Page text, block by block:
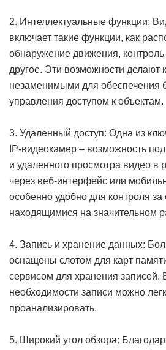
2. Интеллектуальные функции:
включает такие функции, как
обнаружение движения, контроль
другое. Эти возможности делают
незаменимыми для обеспечения
управления доступом к объектам.
3. Удаленный доступ: Одна из
IP-видеокамер – возможность
и удаленного просмотра видео в
через веб-интерфейс или
особенно удобно для контроля за
находящимися на значительном
4. Запись и хранение данных:
оснащены слотом для карт
сервисом для хранения записей.
необходимости записи можно
проанализировать.
5. Широкий угол обзора: